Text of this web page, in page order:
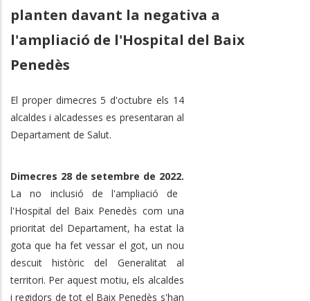
planten davant la negativa a
l'ampliació de l'Hospital del Baix
Penedès
El proper dimecres 5 d'octubre els 14
alcaldes i alcadesses es presentaran al
Departament de Salut.
Dimecres 28 de setembre de 2022.
La no inclusió de l'ampliació de
l'Hospital del Baix Penedès com una
prioritat del Departament, ha estat la
gota que ha fet vessar el got, un nou
descuit històric del Generalitat al
territori. Per aquest motiu, els alcaldes
i regidors de tot el Baix Penedès s'han